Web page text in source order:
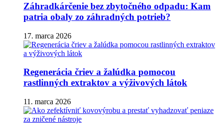
Záhradkárčenie bez zbytočného odpadu: Kam
patria obaly zo záhradných potrieb?
17. marca 2026
Regenerácia čriev a žalúdka pomocou
rastlinných extraktov a výživových látok
11. marca 2026